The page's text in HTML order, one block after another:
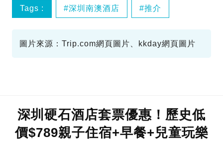
Tags : 深圳南澳酒店 推介
圖片來源：Trip.com網頁圖片、kkday網頁圖片
深圳硬石酒店套票優惠！歷史低
價$789親子住宿+早餐+兒童玩樂